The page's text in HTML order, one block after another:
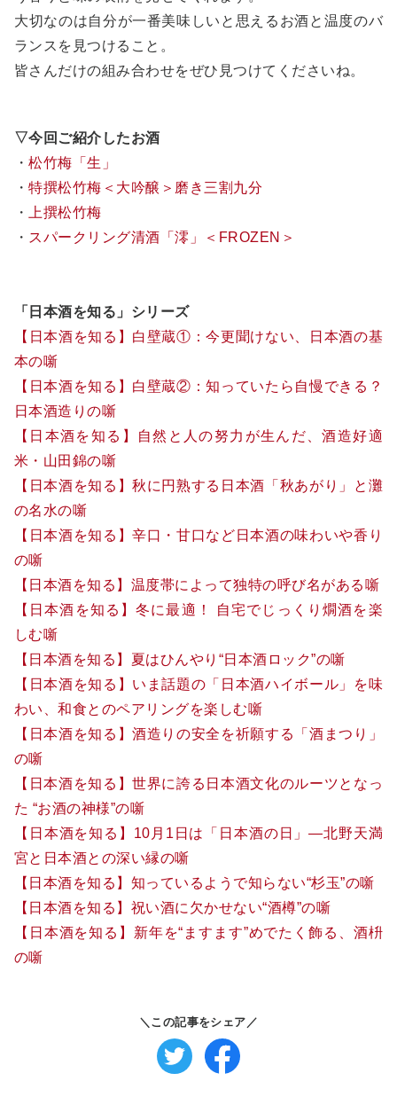
大切なのは自分が一番美味しいと思えるお酒と温度のバ
ランスを見つけること。
皆さんだけの組み合わせをぜひ見つけてくださいね。
▽今回ご紹介したお酒
・松竹梅「生」
・特撰松竹梅＜大吟醸＞磨き三割九分
・
上撰松竹梅
・ スパークリング清酒「澪」＜FROZEN＞
「日本酒を知る」シリーズ
【日本酒を知る】白壁蔵①：今更聞けない、日本酒の基
本の噺
【日本酒を知る】白壁蔵②：知っていたら自慢できる？
日本酒造りの噺
【日本酒を知る】自然と人の努力が生んだ、酒造好適
米・山田錦の噺
【日本酒を知る】秋に円熟する日本酒「秋あがり」と灘
の名水の噺
【日本酒を知る】辛口・甘口など日本酒の味わいや香り
の噺
【日本酒を知る】温度帯によって独特の呼び名がある噺
【日本酒を知る】冬に最適！ 自宅でじっくり燗酒を楽
しむ噺
【日本酒を知る】夏はひんやり“日本酒ロック”の噺
【日本酒を知る】いま話題の「日本酒ハイボール」を味
わい、和食とのペアリングを楽しむ噺
【日本酒を知る】酒造りの安全を祈願する「酒まつり」
の噺
【日本酒を知る】世界に誇る日本酒文化のルーツとなっ
た “お酒の神様”の噺
【日本酒を知る】10月1日は「日本酒の日」―北野天満
宮と日本酒との深い縁の噺
【日本酒を知る】知っているようで知らない“杉玉”の噺
【日本酒を知る】祝い酒に欠かせない“酒樽”の噺
【日本酒を知る】新年を“ますます”めでたく飾る、酒枡
の噺
＼この記事をシェア／